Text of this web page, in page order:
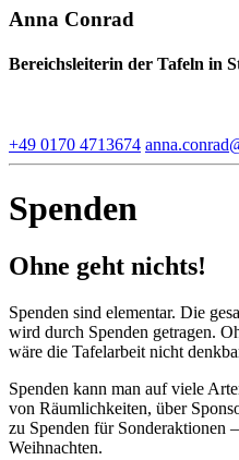
Anna Conrad
Bereichsleiterin der Tafeln in
+49 0170 4713674
Spenden
Ohne geht nichts!
Spenden sind elementar. Die
wird durch Spenden getragen.
wäre die Tafelarbeit nicht
Spenden kann man auf viele
von Räumlichkeiten, über
zu Spenden für Sonderaktionen
Weihnachten.